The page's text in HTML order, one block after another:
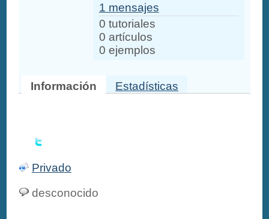
1 mensajes
0 tutoriales
0 artículos
0 ejemplos
Información Estadísticas
Privado
desconocido